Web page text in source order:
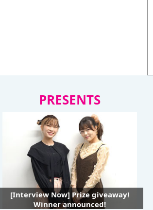
PRESENTS
[Interview Now] Prize giveaway!
Winner announced!